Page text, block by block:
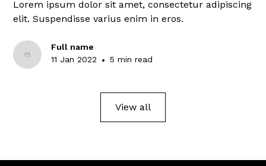
Lorem ipsum dolor sit amet, consectetur adipiscing
elit. Suspendisse varius enim in eros.
Full name
11 Jan 2022
• 5 min read
View all